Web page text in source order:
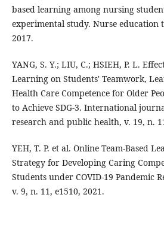
based learning among nursing
experimental study. Nurse education
2017.
YANG, S. Y.; LIU, C.; HSIEH, P. L.
Learning on Students' Teamwork,
Health Care Competence for Older
to Achieve SDG-3. International
research and public health, v. 19, n.
YEH, T. P. et al. Online Team-Based
Strategy for Developing Caring
Students under COVID-19 Pandemic
v. 9, n. 11, e1510, 2021.